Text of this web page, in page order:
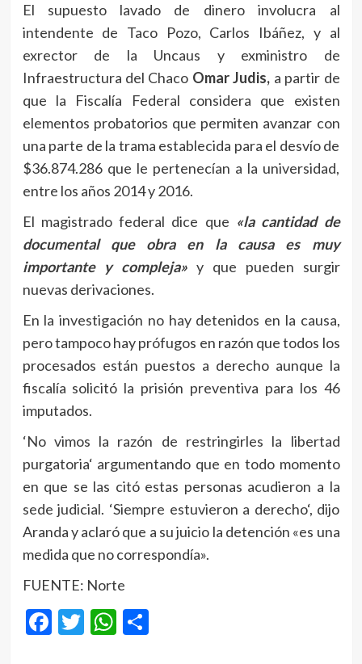
El supuesto lavado de dinero involucra al
intendente de Taco Pozo, Carlos Ibáñez, y al
exrector de la Uncaus y exministro de
Infraestructura del Chaco Omar Judis, a partir de
que la Fiscalía Federal considera que existen
elementos probatorios que permiten avanzar con
una parte de la trama establecida para el desvío de
$36.874.286 que le pertenecían a la universidad,
entre los años 2014 y 2016.
El magistrado federal dice que «la cantidad de
documental que obra en la causa es muy
importante y compleja»y que pueden surgir
nuevas derivaciones.
En la investigación no hay detenidos en la causa,
pero tampoco hay prófugos en razón que todos los
procesados están puestos a derecho aunque la
fiscalía solicitó la prisión preventiva para los 46
imputados.
‘No vimos la razón de restringirles la libertad
purgatoria‘ argumentando que en todo momento
en que se las citó estas personas acudieron a la
sede judicial. ‘Siempre estuvieron a derecho‘, dijo
Aranda y aclaró que a su juicio la detención «es una
medida que no correspondía».
FUENTE: Norte
Facebook
Twitter
WhatsApp
Compartir